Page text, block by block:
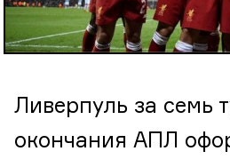
Ливерпуль за семь
окончания АПЛ